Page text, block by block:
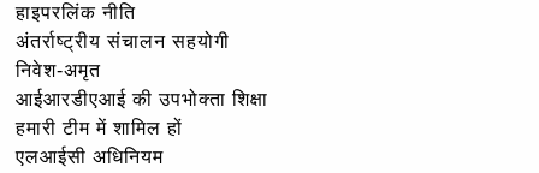
हाइपरलिंक नीति
अंतर्राष्ट्रीय संचालन सहयोगी
निवेश-अमृत
आईआरडीएआई की उपभोक्ता शिक्षा
हमारी टीम में शामिल हों
एलआईसी अधिनियम